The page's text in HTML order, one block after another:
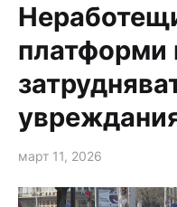
платформи
март 11, 2026